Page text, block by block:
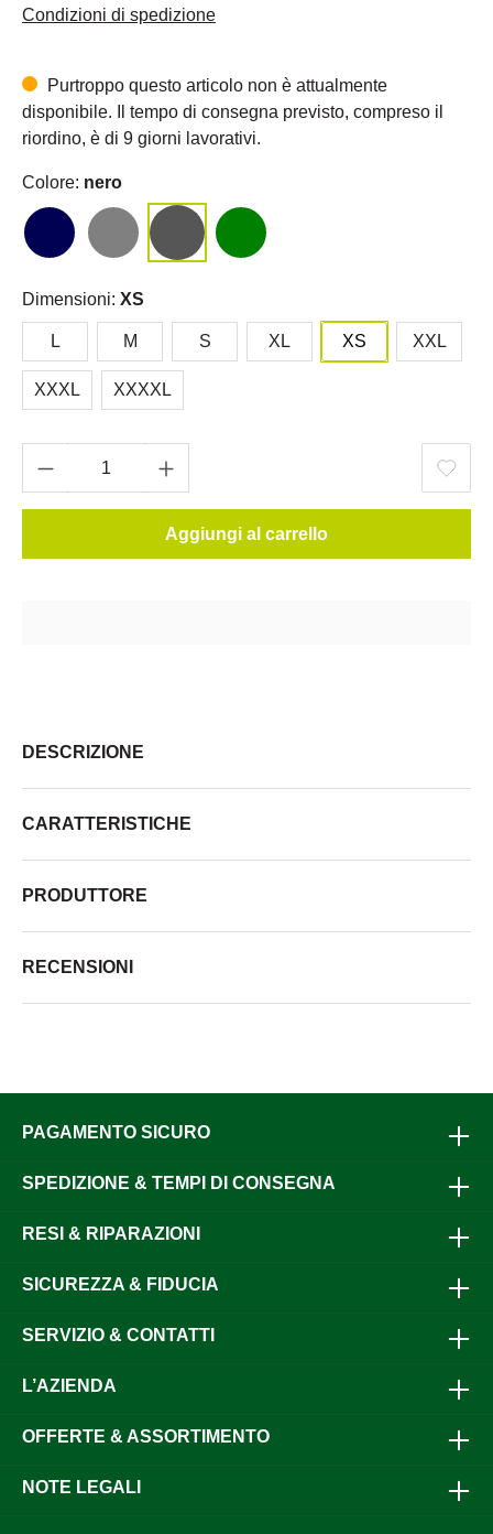
Condizioni di spedizione
Purtroppo questo articolo non è attualmente
disponibile. Il tempo di consegna previsto, compreso il
riordino, è di 9 giorni lavorativi.
Colore: nero
Dimensioni: XS
L M S XL XS XXL
XXXL XXXXL
Aggiungi al carrello
DESCRIZIONE
CARATTERISTICHE
PRODUTTORE
RECENSIONI
PAGAMENTO SICURO
SPEDIZIONE & TEMPI DI CONSEGNA
RESI & RIPARAZIONI
SICUREZZA & FIDUCIA
SERVIZIO & CONTATTI
L’AZIENDA
OFFERTE & ASSORTIMENTO
NOTE LEGALI